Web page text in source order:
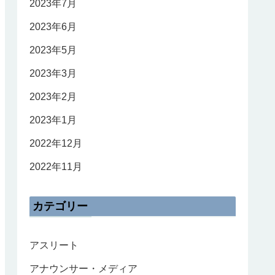
2023年7月
2023年6月
2023年5月
2023年3月
2023年2月
2023年1月
2022年12月
2022年11月
カテゴリー
アスリート
アナウンサー・メディア